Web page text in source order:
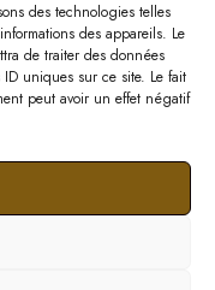
des technologies telles
des appareils. Le
de traiter des données
uniques sur ce site. Le fait
peut avoir un effet négatif
57685 AUGNY